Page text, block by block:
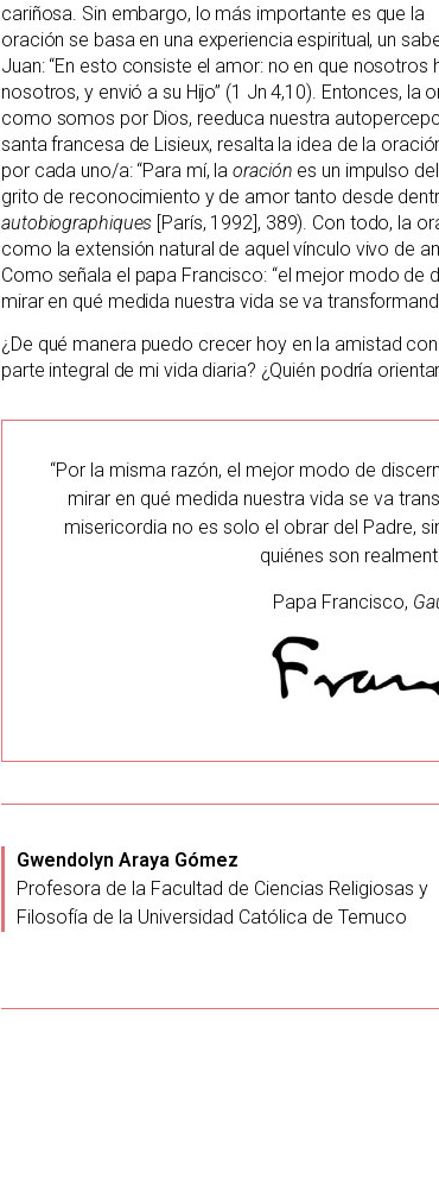
cariñosa. Sin embargo, lo más importante es que la
oración se basa en una experiencia espiritual, un
Juan: “En esto consiste el amor: no en que
nosotros, y envió a su Hijo” (1 Jn 4,10). Entonces,
como somos por Dios, reeduca nuestra
santa francesa de Lisieux, resalta la idea de la
por cada uno/a: “Para mí, laoración es un impulso
grito de reconocimiento y de amor tanto desde
autobiographiques [París, 1992], 389). Con todo, la
como la extensión natural de aquel vínculo vivo de
Como señala el papa Francisco: “el mejor modo
mirar en qué medida nuestra vida se va
¿De qué manera puedo crecer hoy en la amistad
parte integral de mi vida diaria? ¿Quién podría
“Por la misma razón, el mejor modo de
mirar en qué medida nuestra vida se va
misericordia no es solo el obrar del Padre,
quiénes son
Papa Francisco,
Gwendolyn Araya Gómez
Profesora de la Facultad de Ciencias Religiosas y
Filosofía de la Universidad Católica de Temuco